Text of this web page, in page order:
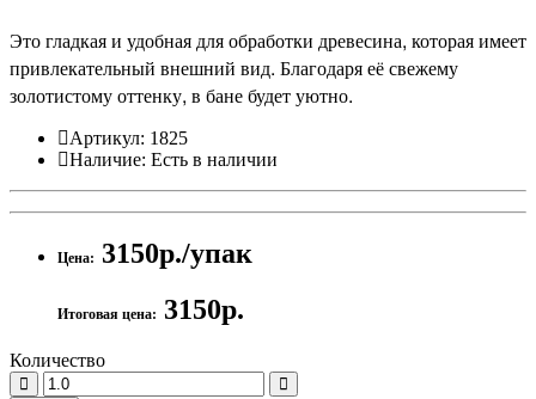
Это гладкая и удобная для обработки древесина, которая имеет
привлекательный внешний вид. Благодаря её свежему
золотистому оттенку, в бане будет уютно.
Артикул: 1825
Наличие: Есть в наличии
Цена: 3150р./упак
Итоговая цена: 3150р.
Количество